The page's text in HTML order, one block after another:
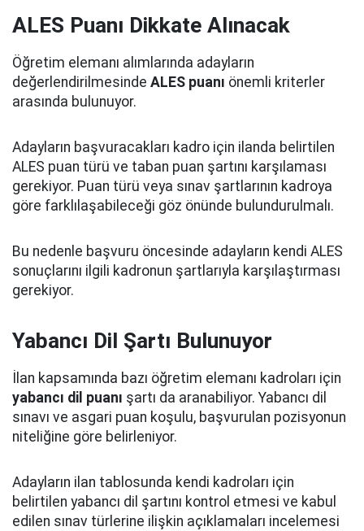
ALES Puanı Dikkate Alınacak
Öğretim elemanı alımlarında adayların
değerlendirilmesinde ALES puanı önemli kriterler
arasında bulunuyor.
Adayların başvuracakları kadro için ilanda belirtilen
ALES puan türü ve taban puan şartını karşılaması
gerekiyor. Puan türü veya sınav şartlarının kadroya
göre farklılaşabileceği göz önünde bulundurulmalı.
Bu nedenle başvuru öncesinde adayların kendi ALES
sonuçlarını ilgili kadronun şartlarıyla karşılaştırması
gerekiyor.
Yabancı Dil Şartı Bulunuyor
İlan kapsamında bazı öğretim elemanı kadroları için
yabancı dil puanı şartı da aranabiliyor. Yabancı dil
sınavı ve asgari puan koşulu, başvurulan pozisyonun
niteliğine göre belirleniyor.
Adayların ilan tablosunda kendi kadroları için
belirtilen yabancı dil şartını kontrol etmesi ve kabul
edilen sınav türlerine ilişkin açıklamaları incelemesi